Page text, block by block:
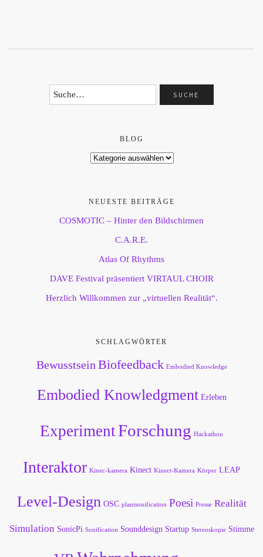
BLOG
NEUESTE BEITRÄGE
COSMOTIC – Hinter den Bildschirmen
C.A.R.E.
Atlas Of Rhythms
DAVE Festival präsentiert VIRTAUL CHOIR
Herzlich Willkommen zur „virtuellen Realität“.
SCHLAGWÖRTER
Bewusstsein Biofeedback Embodied Knowledge
Embodied Knowledgment Erleben
ExperimentForschung Hackathon
Interaktor Kinec-kamera Kinect Kinect-Kamera Körper LEAP
Level-Design OSC plantsonification Poesi Presse Realität
Simulation SonicPi Sonification Sounddesign Startup Stereoskopie Stimme